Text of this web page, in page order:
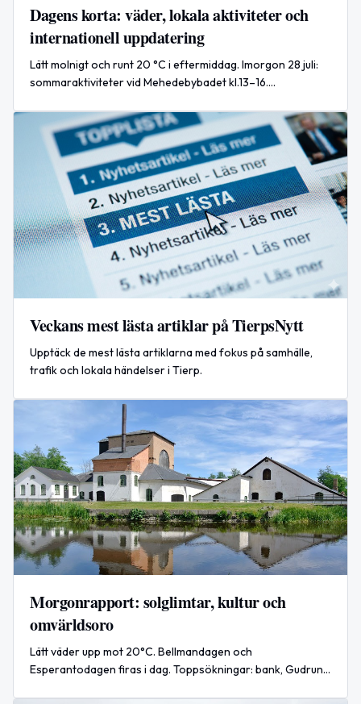
Dagens korta: väder, lokala aktiviteter och
internationell uppdatering
Lätt molnigt och runt 20 °C i eftermiddag. Imorgon 28 juli:
sommaraktiviteter vid Mehedebybadet kl.13–16.
förhandlingar.
Veckans mest lästa artiklar på TierpsNytt
Upptäck de mest lästa artiklarna med fokus på samhälle,
trafik och lokala händelser i Tierp.
Morgonrapport: solglimtar, kultur och
omvärldsoro
Lätt väder upp mot 20°C. Bellmandagen och
Esperantodagen firas i dag. Toppsökningar: bank, Gudrun